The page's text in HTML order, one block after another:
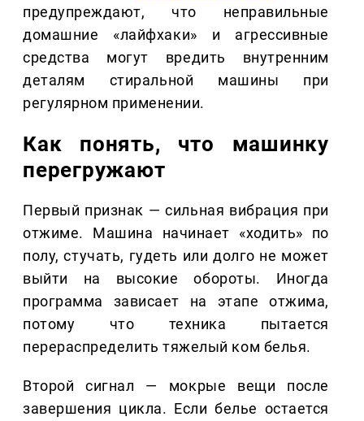
предупреждают, что неправильные
домашние «лайфхаки» и агрессивные
средства могут вредить внутренним
деталям стиральной машины при
регулярном применении.
Как понять, что машинку
перегружают
Первый признак — сильная вибрация при
отжиме. Машина начинает «ходить» по
полу, стучать, гудеть или долго не может
выйти на высокие обороты. Иногда
программа зависает на этапе отжима,
потому что техника пытается
перераспределить тяжелый ком белья.
Второй сигнал — мокрые вещи после
завершения цикла. Если белье остается